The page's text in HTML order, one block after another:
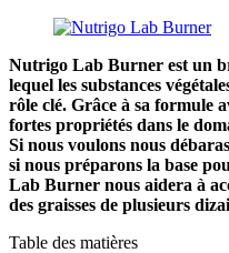
Nutrigo Lab Burner est un
lequel les substances
rôle clé. Grâce à sa formule
fortes propriétés dans le
Si nous voulons nous
si nous préparons la base
Lab Burner nous aidera à
des graisses de plusieurs
Table des matières